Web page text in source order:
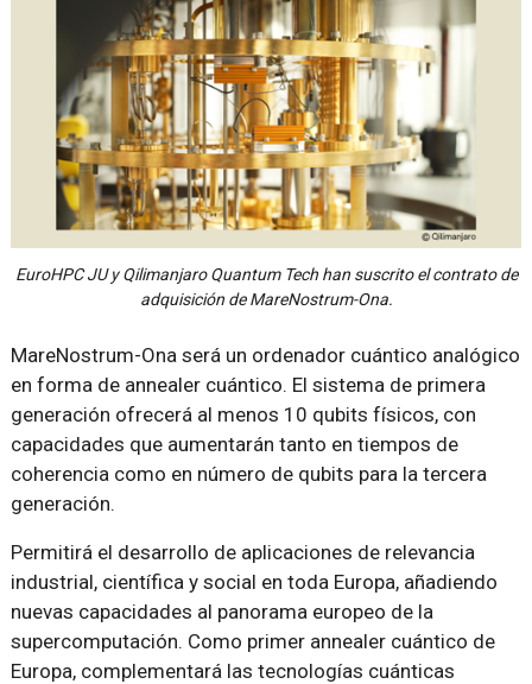
EuroHPC JU y Qilimanjaro Quantum Tech han suscrito el contrato de
adquisición de MareNostrum-Ona.
MareNostrum-Ona será un ordenador cuántico analógico
en forma de annealer cuántico. El sistema de primera
generación ofrecerá al menos 10 qubits físicos, con
capacidades que aumentarán tanto en tiempos de
coherencia como en número de qubits para la tercera
generación.
Permitirá el desarrollo de aplicaciones de relevancia
industrial, científica y social en toda Europa, añadiendo
nuevas capacidades al panorama europeo de la
supercomputación. Como primer annealer cuántico de
Europa, complementará las tecnologías cuánticas